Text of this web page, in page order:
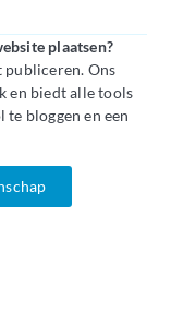
plaatsen?
publiceren. Ons
en biedt alle tools
te bloggen en een